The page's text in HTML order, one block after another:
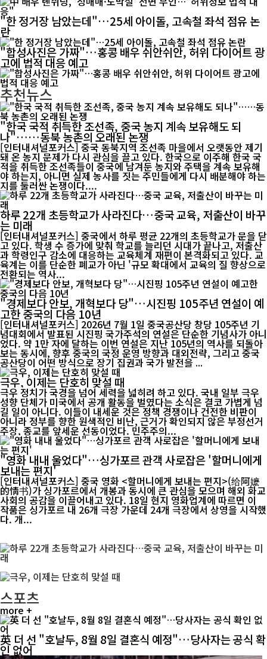
"한 정거장 남았는데"…25세 아이돌, 고속철 좌석 점유 논
란
"합성사진은 가짜"…홍콩 배우 쉬안쉬안, 허위 다이어트 광
고에 법적 대응 예고
추천뉴스
"한국 국적 취득한 조선족, 중국 농지 계속 보유해도 되
나"……동북 농촌의 오래된 논쟁
[인터내셔널포커스] 중국 동북지역 조선족 마을에서 오랫동안 제기
돼 온 농지 문제가 다시 관심을 끌고 있다. 한국으로 이주해 한국 국
적을 취득한 조선족들이 중국에 남겨둔 농지와 주택을 계속 보유해
야 하는지, 아니면 실제 농사를 짓는 주민들에게 다시 배분해야 하는
지를 둘러싼 논쟁이다....
하루 22개 초등학교가 사라진다…중국 교육, 저출산이 바꾸
는 미래
[인터내셔널포커스] 중국에서 하루 평균 22개의 초등학교가 문을 닫
고 있다. 학생 수 증가에 맞춰 학교를 늘리던 시대가 끝나고, 저출산
과 학령인구 감소에 대응하는 교육체계 재편이 본격화되고 있다. 교
육계는 이를 단순한 폐교가 아닌 '규모 확대에서 교육의 질 향상으로
전환되는 역사...
"경제보다 안보, 개혁보다 당"…시진핑 105주년 연설이 예
고한 중국의 다음 10년
[인터내셔널포커스] 2026년 7월 1일 중국공산당 창당 105주년 기
념대회에서 발표된 시진핑 국가주석의 연설은 단순한 기념사가 아니
었다. 약 1만 자에 달하는 이번 연설은 지난 105년의 역사를 되돌아
보는 동시에, 향후 중국의 국정 운영 방향과 대외전략, 그리고 중국
공산당이 어떤 방식으로 장기 집권과 국가 발전을 ...
극우, 이제는 단호히 맞설 때
극우 정치가 국경을 넘어 세력을 넓히려 하고 있다. 국내 일부 극우
성향 단체가 미국에서 공개 활동을 벌였다는 소식은 결코 가볍게 넘
길 일이 아니다. 이들이 내세운 것은 정책 경쟁이나 건전한 비판이
아니라 정부를 향한 원색적인 비난, 근거가 확인되지 않은 부정선거
주장, 종교를 앞세운 선동이었다. 민주주의...
"영화 내내 울었다"…싱가포르 관객 사로잡은 '할머니에게
보내는 편지'
[인터내셔널포커스] 중국 영화 <할머니에게 보내는 편지>(给阿嬷
的情书)가 싱가포르에서 개봉과 동시에 큰 관심을 모으며 해외 화교
사회의 공감을 이끌어내고 있다. 18일 현지 영화업계에 따르면 이
작품은 싱가포르 내 26개 극장 가운데 24개 극장에서 상영을 시작했
다. 개...
스포츠
more +
英 더 선 "호날두, 8월 8일 결혼식 예정"…당사자는 공식 확
인 없어